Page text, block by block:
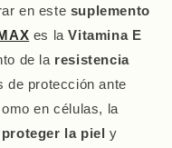
en este suplemento
es laVitamina E
de la resistencia
de protección ante
en células, la
proteger la piel y